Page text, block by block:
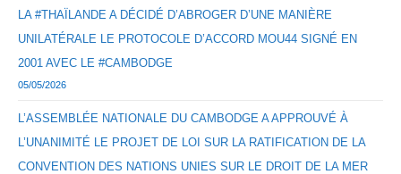
LA #THAÏLANDE A DÉCIDÉ D’ABROGER D’UNE MANIÈRE
UNILATÉRALE LE PROTOCOLE D’ACCORD MOU44 SIGNÉ EN
2001 AVEC LE #CAMBODGE
05/05/2026
L’ASSEMBLÉE NATIONALE DU CAMBODGE A APPROUVÉ À
L’UNANIMITÉ LE PROJET DE LOI SUR LA RATIFICATION DE LA
CONVENTION DES NATIONS UNIES SUR LE DROIT DE LA MER